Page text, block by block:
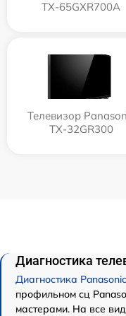
TX-65GXR700A
Телевизор
TX-32GR300
Диагностика
Диагностика
профильном сц
мастерами. На все